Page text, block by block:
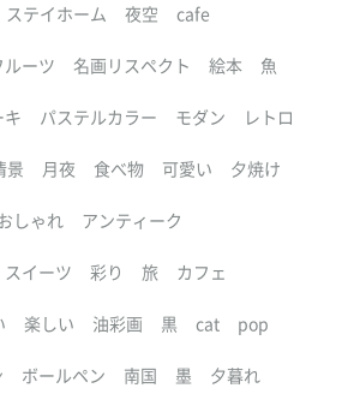
ステイホーム 夜空 cafe
ルーツ 名画リスペクト 絵本 魚
キ パステルカラー モダン レトロ
景 月夜 食べ物 可愛い 夕焼け
しゃれ アンティーク
スイーツ 彩り 旅 カフェ
楽しい 油彩画 黒 cat pop
ボールペン 南国 墨 夕暮れ